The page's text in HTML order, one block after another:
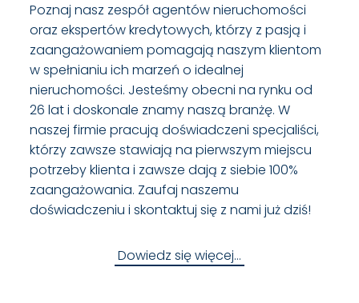
Poznaj nasz zespół agentów nieruchomości
oraz ekspertów kredytowych, którzy z pasją i
zaangażowaniem pomagają naszym klientom
w spełnianiu ich marzeń o idealnej
nieruchomości. Jesteśmy obecni na rynku od
26 lat i doskonale znamy naszą branżę. W
naszej firmie pracują doświadczeni specjaliści,
którzy zawsze stawiają na pierwszym miejscu
potrzeby klienta i zawsze dają z siebie 100%
zaangażowania. Zaufaj naszemu
doświadczeniu i skontaktuj się z nami już dziś!
Dowiedz się więcej…